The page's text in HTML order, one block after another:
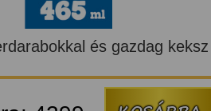
és gazdag keksz